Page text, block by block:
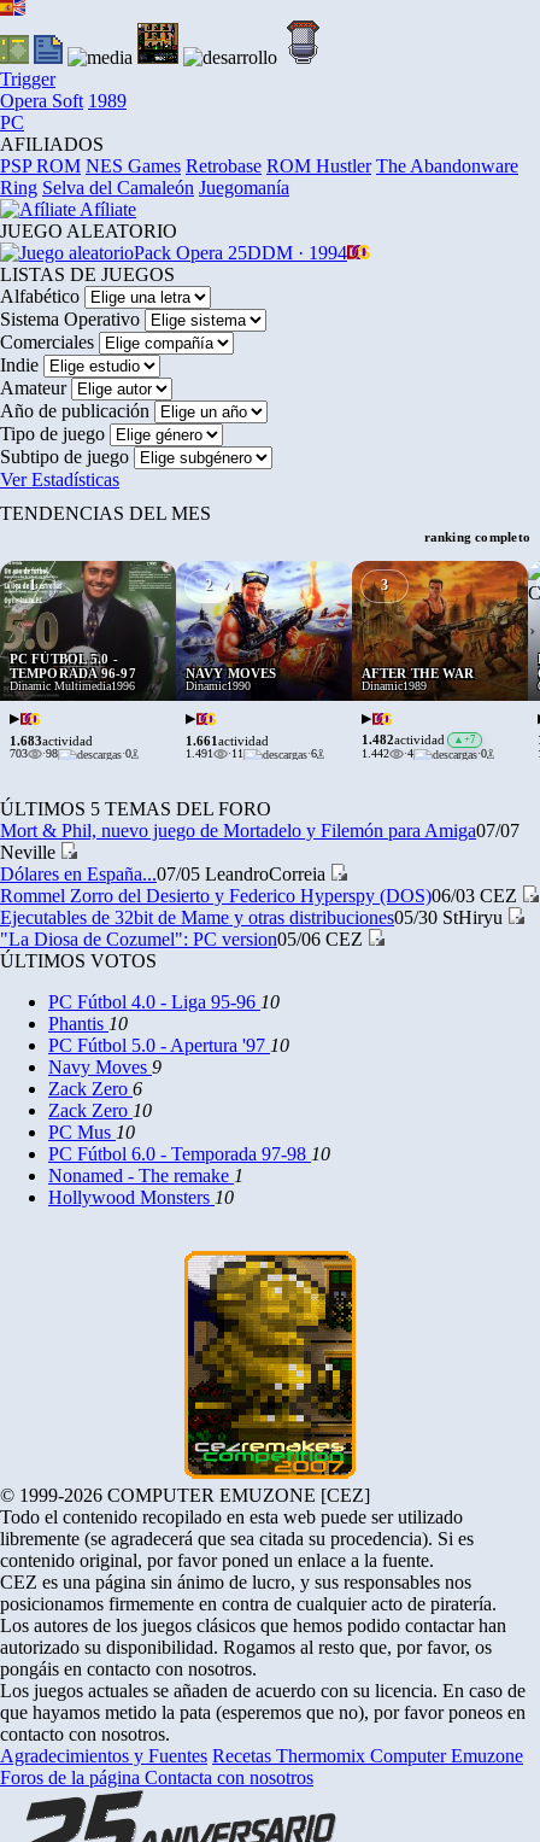
Trigger
Opera Soft 1989
PC
AFILIADOS
PSP ROM NES Games Retrobase ROM Hustler The Abandonware
Ring Selva del Camaleón Juegomanía
Afíliate
JUEGO ALEATORIO
Pack Opera 25DDM · 1994
LISTAS DE JUEGOS
Alfabético
Sistema Operativo
Comerciales
Indie
Amateur
Año de publicación
Tipo de juego
Subtipo de juego
Ver Estadísticas
TENDENCIAS DEL MES
ranking completo
1
PC FÚTBOL 5.0 -
TEMPORADA 96-97
Dinamic Multimedia1996
▶
1.683actividad
703
·98 ·0
2
NAVY MOVES
Dinamic1990
▶
1.661 actividad
1.491
·11 ·6
3
AFTER THE WAR
Dinamic1989
▶
1.482actividad ▲+7
1.442 ·4 ·0
›
ÚLTIMOS 5 TEMAS DEL FORO
Mort & Phil, nuevo juego de Mortadelo y Filemón para Amiga07/07
Neville
Dólares en España...07/05 LeandroCorreia
Rommel Zorro del Desierto y Federico Hyperspy (DOS)06/03 CEZ
Ejecutables de 32bit de Mame y otras distribuciones05/30 StHiryu
"La Diosa de Cozumel": PC version05/06 CEZ
ÚLTIMOS VOTOS
PC Fútbol 4.0 - Liga 95-96 10
Phantis 10
PC Fútbol 5.0 - Apertura '97 10
Navy Moves 9
Zack Zero 6
Zack Zero 10
PC Mus 10
PC Fútbol 6.0 - Temporada 97-98 10
Nonamed - The remake 1
Hollywood Monsters 10
© 1999-2026 COMPUTER EMUZONE [CEZ]
Todo el contenido recopilado en esta web puede ser utilizado
libremente (se agradecerá que sea citada su procedencia). Si es
contenido original, por favor poned un enlace a la fuente.
CEZ es una página sin ánimo de lucro, y sus responsables nos
posicionamos firmemente en contra de cualquier acto de piratería.
Los autores de los juegos clásicos que hemos podido contactar han
autorizado su disponibilidad. Rogamos al resto que, por favor, os
pongáis en contacto con nosotros.
Los juegos actuales se añaden de acuerdo con su licencia. En caso de
que hayamos metido la pata (esperemos que no), por favor poneos en
contacto con nosotros.
Agradecimientos y Fuentes Recetas Thermomix Computer Emuzone
Foros de la página Contacta con nosotros